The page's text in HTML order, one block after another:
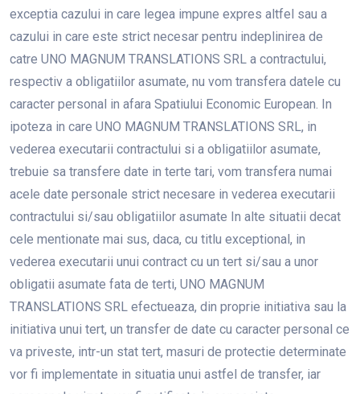
exceptia cazului in care legea impune expres altfel sau a
cazului in care este strict necesar pentru indeplinirea de
catre UNO MAGNUM TRANSLATIONS SRL a contractului,
respectiv a obligatiilor asumate, nu vom transfera datele cu
caracter personal in afara Spatiului Economic European. In
ipoteza in care UNO MAGNUM TRANSLATIONS SRL, in
vederea executarii contractului si a obligatiilor asumate,
trebuie sa transfere date in terte tari, vom transfera numai
acele date personale strict necesare in vederea executarii
contractului si/sau obligatiilor asumate In alte situatii decat
cele mentionate mai sus, daca, cu titlu exceptional, in
vederea executarii unui contract cu un tert si/sau a unor
obligatii asumate fata de terti, UNO MAGNUM
TRANSLATIONS SRL efectueaza, din proprie initiativa sau la
initiativa unui tert, un transfer de date cu caracter personal ce
va priveste, intr-un stat tert, masuri de protectie determinate
vor fi implementate in situatia unui astfel de transfer, iar